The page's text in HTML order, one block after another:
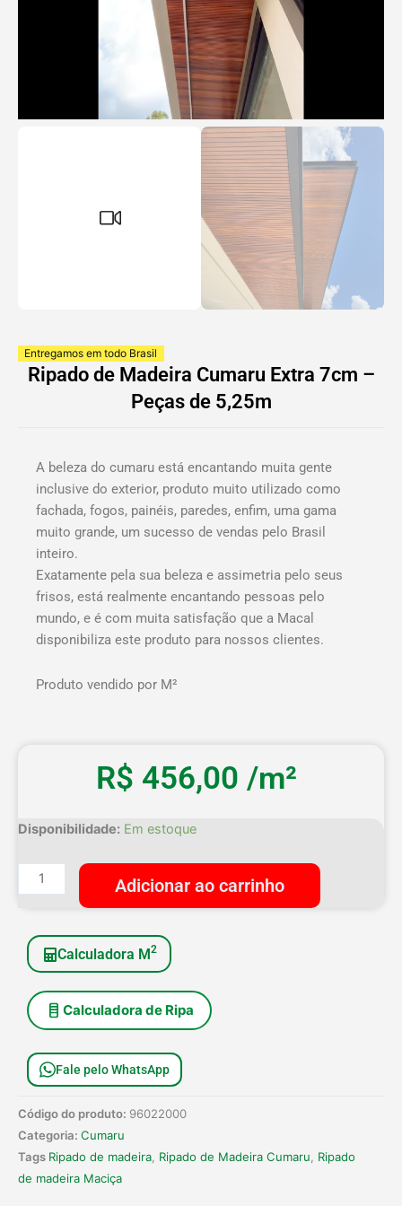
Entregamos em todo Brasil
Ripado de Madeira Cumaru Extra 7cm –
Peças de 5,25m
A beleza do cumaru está encantando muita gente
inclusive do exterior, produto muito utilizado como
fachada, fogos, painéis, paredes, enfim, uma gama
muito grande, um sucesso de vendas pelo Brasil
inteiro.
Exatamente pela sua beleza e assimetria pelo seus
frisos, está realmente encantando pessoas pelo
mundo, e é com muita satisfação que a Macal
disponibiliza este produto para nossos clientes.
Produto vendido por M²
R$ 456,00 /m²
Disponibilidade: Em estoque
Ripado
Madeira
Cumaru
7cm
de
5,25m
Adicionar ao carrinho
Calculadora M2
Calculadora de Ripa
Fale pelo WhatsApp
Código do produto: 96022000
Categoria: Cumaru
Tags Ripado de madeira Ripado de Madeira Cumaru
Ripado
de madeira Maciça